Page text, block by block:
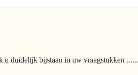
u duidelijk bijstaan in uw vraagstukken ......